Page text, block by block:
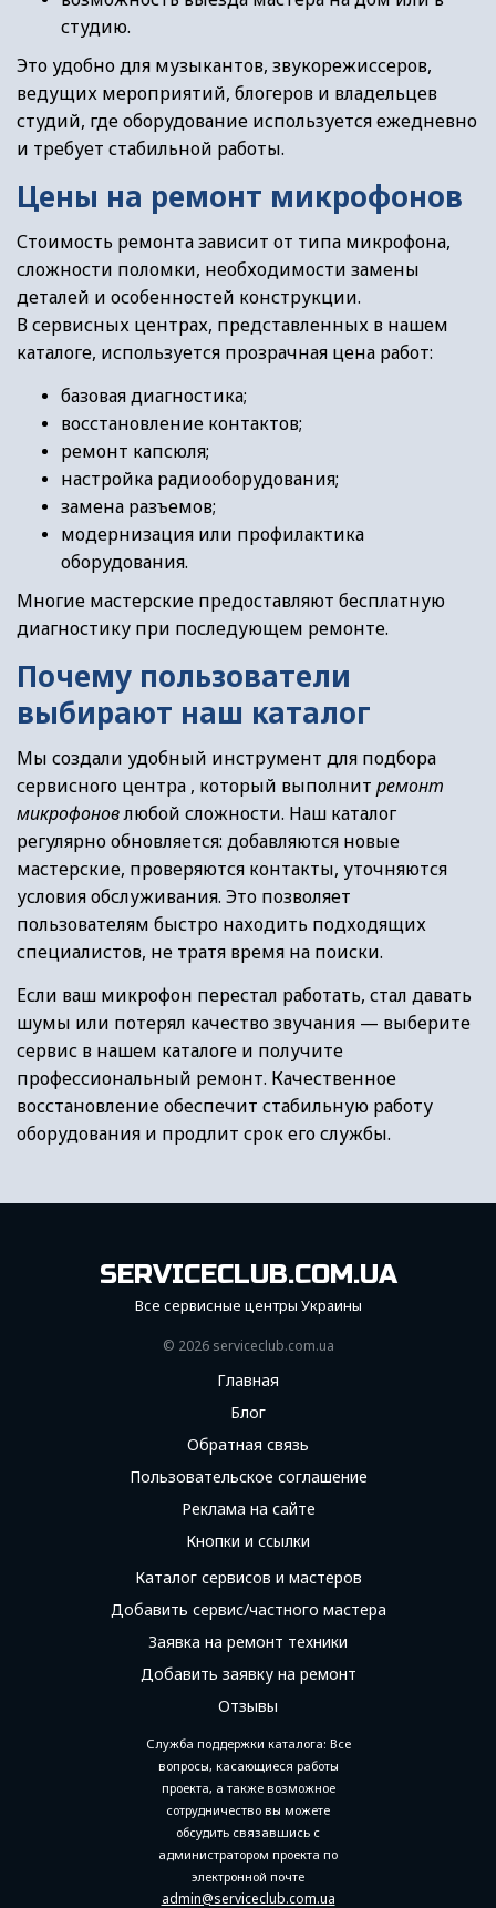
студию.
Это удобно для музыкантов, звукорежиссеров,
ведущих мероприятий, блогеров и владельцев
студий, где оборудование используется ежедневно
и требует стабильной работы.
Цены на ремонт микрофонов
Стоимость ремонта зависит от типа микрофона,
сложности поломки, необходимости замены
деталей и особенностей конструкции.
В сервисных центрах, представленных в нашем
каталоге, используется прозрачная цена работ:
базовая диагностика;
восстановление контактов;
ремонт капсюля;
настройка радиооборудования;
замена разъемов;
модернизация или профилактика
оборудования.
Многие мастерские предоставляют бесплатную
диагностику при последующем ремонте.
Почему пользователи
выбирают наш каталог
Мы создали удобный инструмент для подбора
сервисного центра , который выполнит ремонт
микрофоновлюбой сложности. Наш каталог
регулярно обновляется: добавляются новые
мастерские, проверяются контакты, уточняются
условия обслуживания. Это позволяет
пользователям быстро находить подходящих
специалистов, не тратя время на поиски.
Если ваш микрофон перестал работать, стал давать
шумы или потерял качество звучания — выберите
сервис в нашем каталоге и получите
профессиональный ремонт. Качественное
восстановление обеспечит стабильную работу
оборудования и продлит срок его службы.
SERVICECLUB.COM.UA
Все сервисные центры Украины
© 2026 serviceсlub.com.ua
Главная
Блог
Обратная связь
Пользовательское соглашение
Реклама на сайте
Кнопки и ссылки
Каталог сервисов и мастеров
Добавить сервис/частного мастера
Заявка на ремонт техники
Добавить заявку на ремонт
Отзывы
Служба поддержки каталога: Все
вопросы, касающиеся работы
проекта, а также возможное
сотрудничество вы можете
обсудить связавшись с
администратором проекта по
электронной почте
admin@serviceclub.com.ua